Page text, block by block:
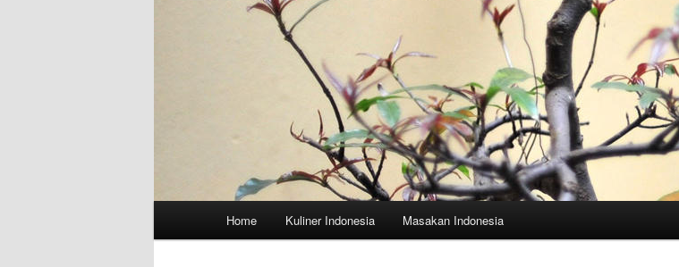
Home Kuliner Indonesia Masakan Indonesia